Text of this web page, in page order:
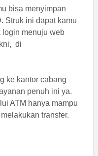
bisa menyimpan
Struk ini dapat kamu
login menuju web
di
ke kantor cabang
penuh ini ya.
ATM hanya mampu
transfer.